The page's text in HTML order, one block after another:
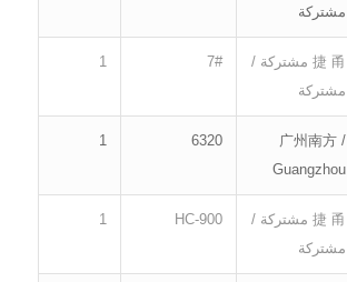
مشتركة
捷 甬 مشتركة /
مشتركة
7#
1
广州南方 /
Guangzhou
6320
1
捷 甬 مشتركة /
مشتركة
HC-900
1